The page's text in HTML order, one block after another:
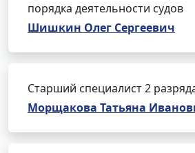
порядка деятельности судов
Шишкин Олег Сергеевич
Старший специалист 2
Морщакова Татьяна